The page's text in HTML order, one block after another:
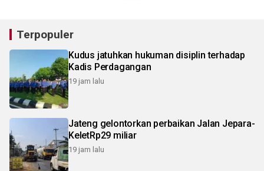
Terpopuler
Kudus jatuhkan hukuman disiplin terhadap
Kadis Perdagangan
19 jam lalu
Jateng gelontorkan perbaikan Jalan Jepara-
KeletRp29 miliar
19 jam lalu